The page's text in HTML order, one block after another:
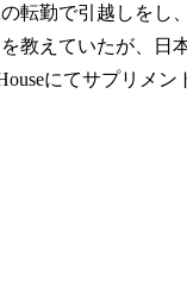
転勤で引越しをし
教えていたが、日
にてサプリメ